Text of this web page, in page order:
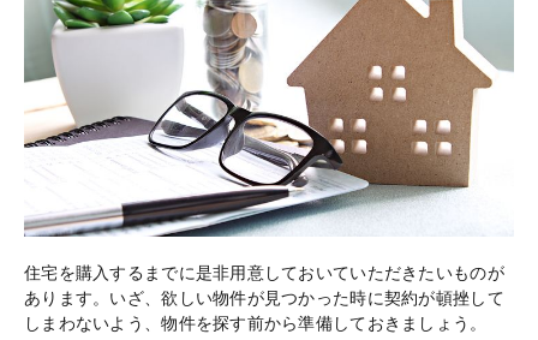
住宅を購入するまでに是非用意しておいていただきたいものが
あります。いざ、欲しい物件が見つかった時に契約が頓挫して
しまわないよう、物件を探す前から準備しておきましょう。